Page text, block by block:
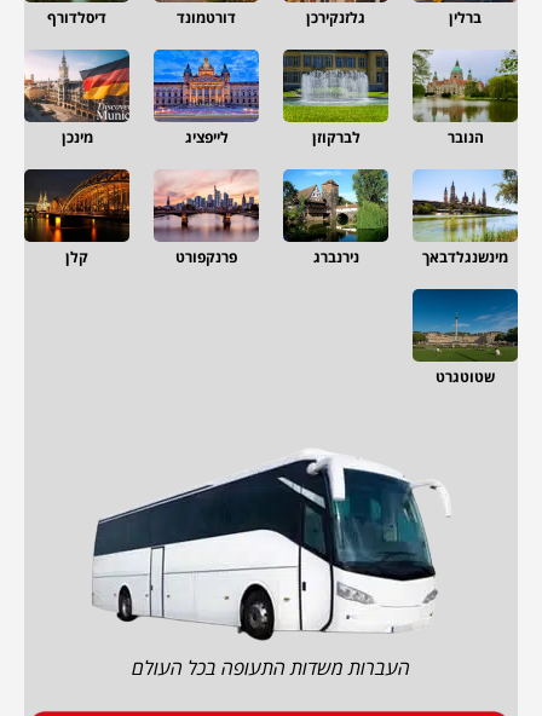
ברלין גלזנקירכן דורטמונד דיסלדורף
הנובר לברקוזן לייפציג מינכן
מינשנגלדבאך נירנברג פרנקפורט קלן
שטוטגרט
העברות משדות התעופה בכל העולם